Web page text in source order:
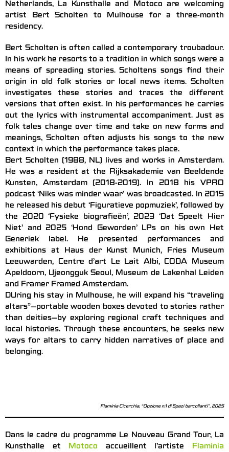
Netherlands, La Kunsthalle and Motoco are welcoming
artist Bert Scholten to Mulhouse for a three-month
residency.
Bert Scholten is often called a contemporary troubadour.
In his work he resorts to a tradition in which songs were a
means of spreading stories. Scholtens songs find their
origin in old folk stories or local news items. Scholten
investigates these stories and traces the different
versions that often exist. In his performances he carries
out the lyrics with instrumental accompaniment. Just as
folk tales change over time and take on new forms and
meanings, Scholten often adjusts his songs to the new
context in which the performance takes place.
Bert Scholten (1988, NL) lives and works in Amsterdam.
He was a resident at the Rijksakademie van Beeldende
Kunsten, Amsterdam (2018-2019). In 2018 his VPRO
podcast ‘Niks was minder waar’ was broadcasted. In 2015
he released his debut ‘Figuratieve popmuziek’, followed by
the 2020 ‘Fysieke biografieën’, 2023 ‘Dat Speelt Hier
Niet’ and 2025 ‘Hond Geworden’ LPs on his own Het
Generiek label. He presented performances and
exhibitions at Haus der Kunst Munich, Fries Museum
Leeuwarden, Centre d’art Le Lait Albi, CODA Museum
Apeldoorn, Ujeongguk Seoul, Museum de Lakenhal Leiden
and Framer Framed Amsterdam.
DUring his stay in Mulhouse, he will expand his “traveling
altars”—portable wooden boxes devoted to stories rather
than deities—by exploring regional craft techniques and
local histories. Through these encounters, he seeks new
ways for altars to carry hidden narratives of place and
belonging.
Flaminia Cicerchia, “Opzione n.1 di Spazi barcollanti”, 2025
Dans le cadre du programme Le Nouveau Grand Tour, La
Kunsthalle et Motoco accueillent l’artiste Flaminia